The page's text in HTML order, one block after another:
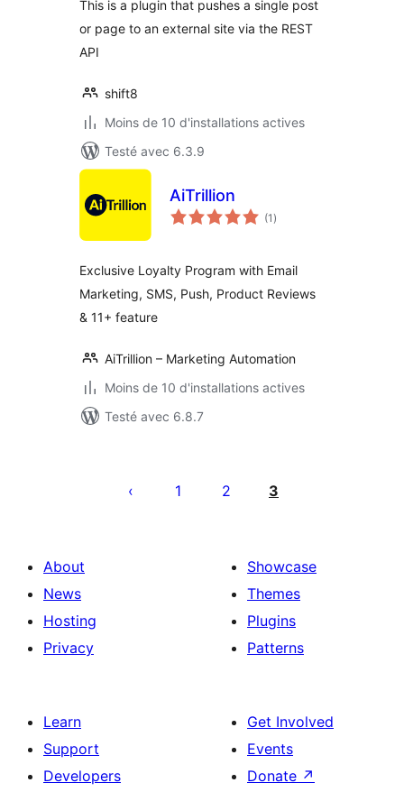
This is a plugin that pushes a single post
or page to an external site via the REST
API
shift8
Moins de 10 d'installations actives
Testé avec 6.3.9
AiTrillion
(1 notes
en
)
Exclusive Loyalty Program with Email
Marketing, SMS, Push, Product Reviews
& 11+ feature
AiTrillion – Marketing Automation
Moins de 10 d'installations actives
Testé avec 6.8.7
1 2 3
About
News
Hosting
Privacy
Showcase
Themes
Plugins
Patterns
Learn
Support
Developers
Get Involved
Events
Donate ↗